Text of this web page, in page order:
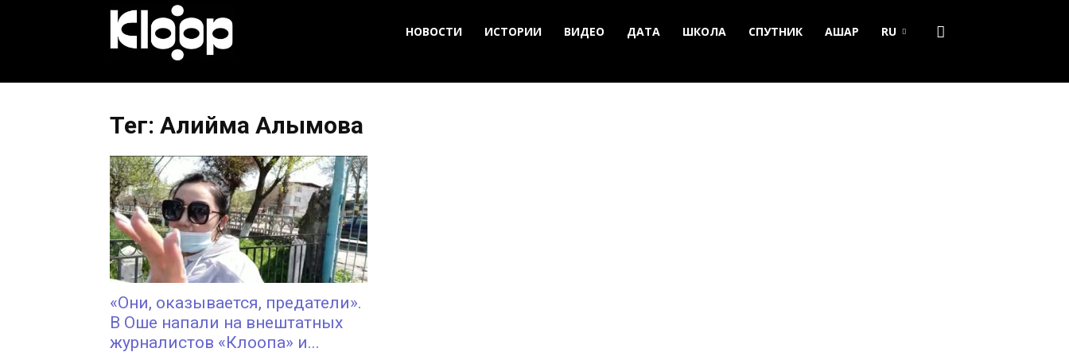
Новости
Кыргызстана
НОВОСТИ ИСТОРИИ ВИДЕО ДАТА ШКОЛА СПУТНИК АШАР RU
Тег: Алийма Алымова
«Они, оказывается, предатели».
В Оше напали на внештатных
журналистов «Клоопа» и...